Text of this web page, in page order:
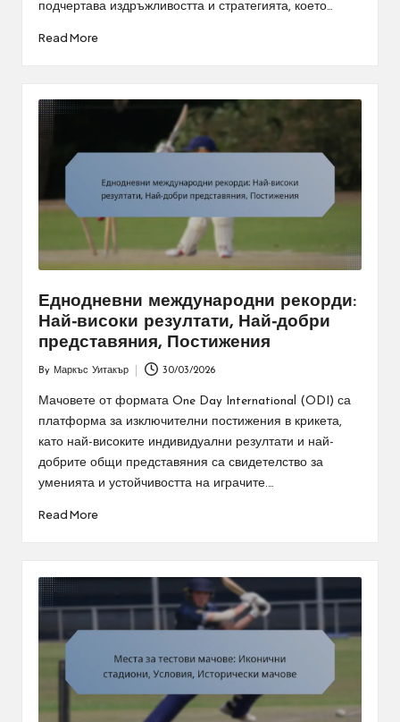
подчертава издръжливостта и стратегията, което…
Read More
Еднодневни международни рекорди:
Най-високи резултати, Най-добри
представяния, Постижения
by
By Маркъс Уитакър 30/03/2026
Мачовете от формата One Day International (ODI) са
платформа за изключителни постижения в крикета,
като най-високите индивидуални резултати и най-
добрите общи представяния са свидетелство за
уменията и устойчивостта на играчите.…
Read More